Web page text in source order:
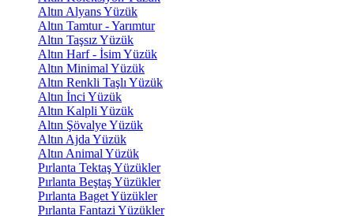
Altın Alyans Yüzük
Altın Tamtur - Yarımtur
Altın Taşsız Yüzük
Altın Harf - İsim Yüzük
Altın Minimal Yüzük
Altın Renkli Taşlı Yüzük
Altın İnci Yüzük
Altın Kalpli Yüzük
Altın Şövalye Yüzük
Altın Ajda Yüzük
Altın Animal Yüzük
Pırlanta Tektaş Yüzükler
Pırlanta Beştaş Yüzükler
Pırlanta Baget Yüzükler
Pırlanta Fantazi Yüzükler